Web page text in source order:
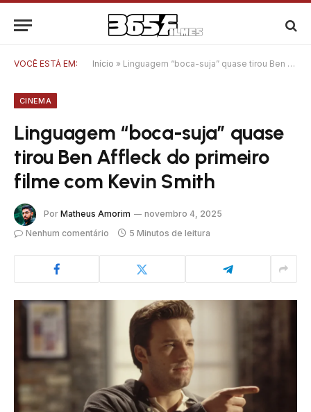
VOCÊ ESTÁ EM: Início » Linguagem “boca-suja” quase tirou Ben Affleck do primeiro filme com Kevin Smith
CINEMA
Linguagem “boca-suja” quase
tirou Ben Affleck do primeiro
filme com Kevin Smith
Por Matheus Amorim
novembro 4, 2025
Nenhum comentário
5 Minutos de leitura